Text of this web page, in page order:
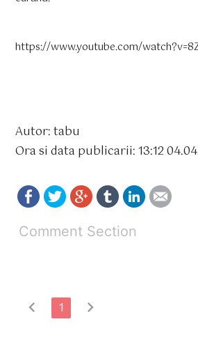
https://www.youtube.com/
Autor: tabu
Ora si data publicarii: 13:12
Comment Section
chevron_left 1 chevron_right